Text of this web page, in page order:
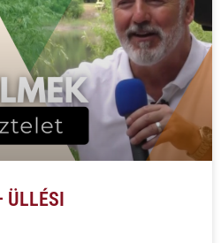
ÜLLÉSI